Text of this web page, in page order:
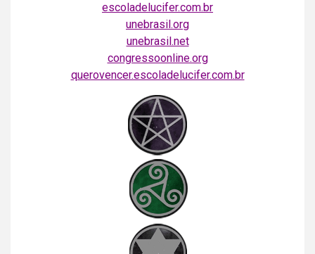
escoladelucifer.com.br
unebrasil.org
unebrasil.net
congressoonline.org
querovencer.escoladelucifer.com.br